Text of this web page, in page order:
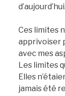
d’aujourd’hui.
Ces limites
apprivoiser
avec mes
Les limites
Elles
jamais été